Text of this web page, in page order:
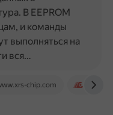
chip.com
В EEPROM
и команды
выполняться на
вся…